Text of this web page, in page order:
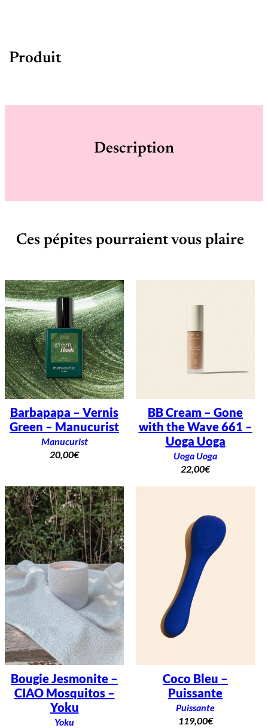
Produit
Description
Ces pépites pourraient vous plaire
Barbapapa – Vernis
Green – Manucurist
Manucurist
20,00€
BB Cream – Gone
with the Wave 661 –
Uoga Uoga
Uoga Uoga
22,00€
Bougie Jesmonite –
CIAO Mosquitos –
Yoku
Yoku
Coco Bleu –
Puissante
Puissante
119,00€